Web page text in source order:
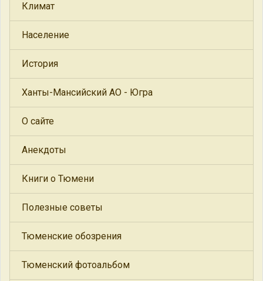
Климат
Население
История
Ханты-Мансийский АО - Югра
О сайте
Анекдоты
Книги о Тюмени
Полезные советы
Тюменские обозрения
Тюменский фотоальбом